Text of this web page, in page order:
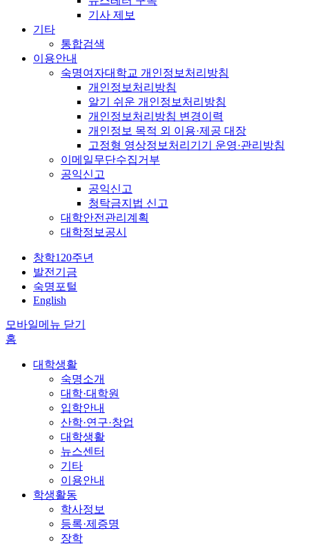
기사 제보
기타
통합검색
이용안내
숙명여자대학교 개인정보처리방침
개인정보처리방침
알기 쉬운 개인정보처리방침
개인정보처리방침 변경이력
개인정보 목적 외 이용·제공 대장
고정형 영상정보처리기기 운영·관리방침
이메일무단수집거부
공익신고
공익신고
청탁금지법 신고
대학안전관리계획
대학정보공시
창학120주년
발전기금
숙명포털
English
모바일메뉴 닫기
홈
대학생활
숙명소개
대학·대학원
입학안내
산학·연구·창업
대학생활
뉴스센터
기타
이용안내
학생활동
학사정보
등록·제증명
장학